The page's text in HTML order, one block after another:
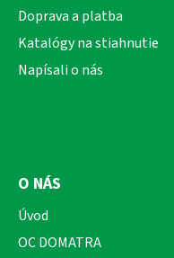
Doprava a platba
Katalógy na stiahnutie
Napísali o nás
O NÁS
Úvod
OC DOMATRA